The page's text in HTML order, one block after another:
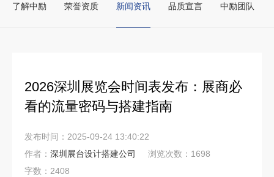
了解中励 荣誉资质 新闻资讯 品质宣言 中励团队
2026深圳展览会时间表发布：展商必
看的流量密码与搭建指南
发布时间：2025-09-24 13:40:22
作者： 深圳展台设计搭建公司
浏览次数：1698
字数：2408